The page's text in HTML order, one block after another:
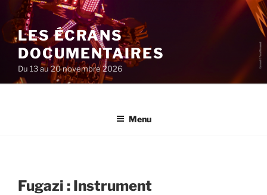
au
contenu
principal
LES ÉCRANS
DOCUMENTAIRES
Du 13 au 20 novembre 2026
Menu
Fugazi : Instrument